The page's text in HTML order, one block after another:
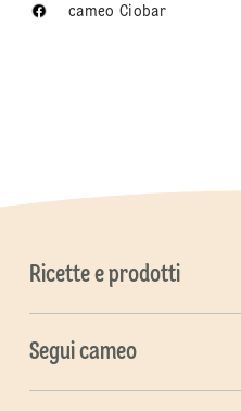
cameo Ciobar
Ricette e prodotti
Segui cameo